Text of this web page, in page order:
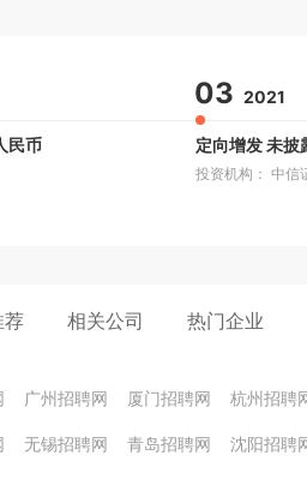
民币
03 2021
定向增发 未披
投资机构： 中信
荐 相关公司 热门企业
广州招聘网 厦门招聘网 杭州招聘
无锡招聘网 青岛招聘网 沈阳招聘